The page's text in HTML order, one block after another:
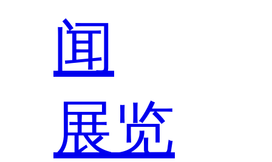
闻
展览